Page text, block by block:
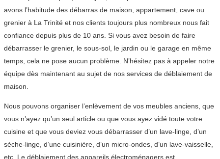
avons l’habitude des débarras de maison, appartement, cave ou
grenier à La Trinité et nos clients toujours plus nombreux nous fait
confiance depuis plus de 10 ans. Si vous avez besoin de faire
débarrasser le grenier, le sous-sol, le jardin ou le garage en même
temps, cela ne pose aucun problème. N’hésitez pas à appeler notre
équipe dès maintenant au sujet de nos services de déblaiement de
maison.
Nous pouvons organiser l’enlèvement de vos meubles anciens, que
vous n’ayez qu’un seul article ou que vous ayez vidé toute votre
cuisine et que vous deviez vous débarrasser d’un lave-linge, d’un
sèche-linge, d’une cuisinière, d’un micro-ondes, d’un lave-vaisselle,
etc. Le déblaiement des appareils électroménagers est